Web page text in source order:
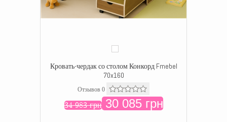
Кровать-чердак со столом Конкорд Fmebel
70x160
Отзывов 0
34 983 грн30 085 грн